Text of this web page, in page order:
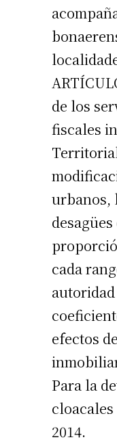
de los
fiscales
urbanos,
cada
efectos
Para la
2014.